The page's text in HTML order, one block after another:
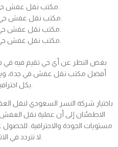
بغض النظر عن أي حي تقيم فيه في
أفضل مكتب نقل عفش في جدة، ويمكنك
باختيار شركة النسر السعودي لنقل
الاطمئنان إلى أن عملية نقل
مستويات الجودة والاحترافية. للحصول